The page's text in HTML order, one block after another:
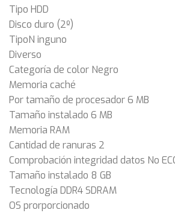
Tipo HDD
Disco duro (2º)
TipoN inguno
Diverso
Categoría de color Negro
Memoria caché
Por tamaño de procesador 6 MB
Tamaño instalado 6 MB
Memoria RAM
Cantidad de ranuras 2
Comprobación integridad datos No
Tamaño instalado 8 GB
Tecnología DDR4 SDRAM
OS prorporcionado